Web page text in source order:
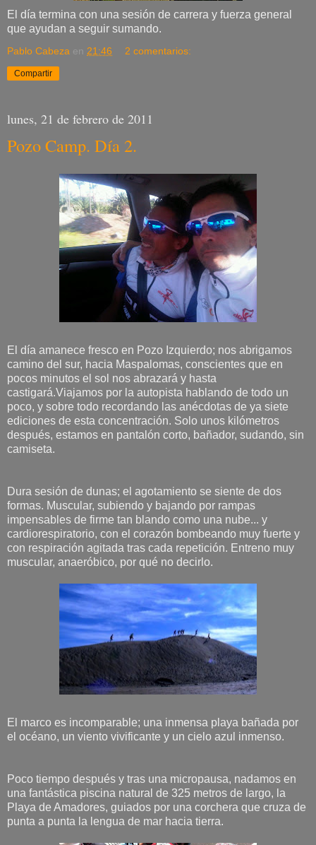
El día termina con una sesión de carrera y fuerza general
que ayudan a seguir sumando.
Pablo Cabeza en 21:46 2 comentarios:
Compartir
lunes, 21 de febrero de 2011
Pozo Camp. Día 2.
El día amanece fresco en Pozo Izquierdo; nos abrigamos
camino del sur, hacia Maspalomas, conscientes que en
pocos minutos el sol nos abrazará y hasta
castigará.Viajamos por la autopista hablando de todo un
poco, y sobre todo recordando las anécdotas de ya siete
ediciones de esta concentración. Solo unos kilómetros
después, estamos en pantalón corto, bañador, sudando, sin
camiseta.
Dura sesión de dunas; el agotamiento se siente de dos
formas. Muscular, subiendo y bajando por rampas
impensables de firme tan blando como una nube... y
cardiorespiratorio, con el corazón bombeando muy fuerte y
con respiración agitada tras cada repetición. Entreno muy
muscular, anaeróbico, por qué no decirlo.
El marco es incomparable; una inmensa playa bañada por
el océano, un viento vivificante y un cielo azul inmenso.
Poco tiempo después y tras una micropausa, nadamos en
una fantástica piscina natural de 325 metros de largo, la
Playa de Amadores, guiados por una corchera que cruza de
punta a punta la lengua de mar hacia tierra.